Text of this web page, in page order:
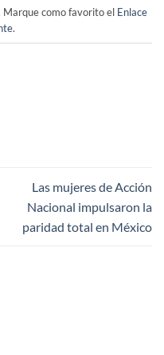
Marque como favorito el Enlace
.
Las mujeres de Acción
Nacional impulsaron la
paridad total en México